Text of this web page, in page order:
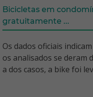
Bicicletas em
gratuitamente ...
Os dados oficiais
os analisados se deram
a dos casos, a bike foi